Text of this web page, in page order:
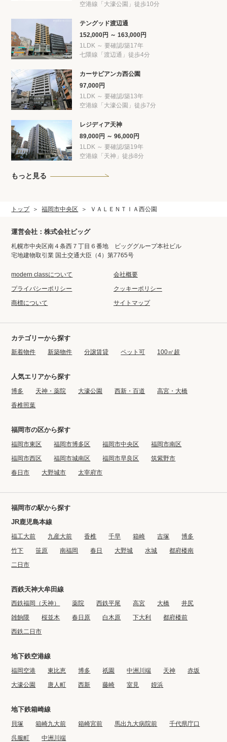
空港線「大濠公園」徒歩10分
テングッド渡辺通
152,000円 ～ 163,000円
1LDK ～ 要確認/築17年
七隈線「渡辺通」徒歩4分
カーサビアンカ西公園
97,000円
1LDK ～ 要確認/築13年
空港線「大濠公園」徒歩7分
レジディア天神
89,000円 ～ 96,000円
1LDK ～ 要確認/築19年
空港線「天神」徒歩8分
もっと見る
トップ 福岡市中央区 ＶＡＬＥＮＴＩＡ西公園
運営会社：株式会社ビッグ
札幌市中央区南４条西７丁目６番地 ビッググループ本社ビル
宅地建物取引業 国土交通大臣（4）第7765号
modern classについて
会社概要
プライバシーポリシー
クッキーポリシー
商標について
サイトマップ
カテゴリーから探す
新着物件 新築物件 分譲賃貸 ペット可 100㎡超
人気エリアから探す
博多 天神・薬院 大濠公園 西新・百道
高宮・大橋
香椎照葉
福岡市の区から探す
福岡市東区 福岡市博多区 福岡市中央区
福岡市南区
福岡市西区
福岡市城南区 福岡市早良区
筑紫野市
春日市
大野城市 太宰府市
福岡市の駅から探す
JR鹿児島本線
福工大前 九産大前 香椎 千早 箱崎 吉塚
博多
竹下
笹原 南福岡 春日 大野城 水城
都府楼南
二日市
西鉄天神大牟田線
西鉄福岡（天神） 薬院 西鉄平尾 高宮 大橋
井尻
雑餉隈
桜並木 春日原 白木原 下大利
都府楼前
西鉄二日市
地下鉄空港線
福岡空港 東比恵 博多 祇園 中洲川端 天神
赤坂
大濠公園
唐人町 西新 藤崎 室見 姪浜
地下鉄箱崎線
貝塚 箱崎九大前 箱崎宮前 馬出九大病院前
千代県庁口
呉服町
中洲川端